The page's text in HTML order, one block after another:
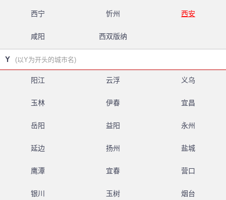
西宁 忻州 西安
咸阳 西双版纳
Y (以Y为开头的城市名)
阳江 云浮 义乌
玉林 伊春 宜昌
岳阳 益阳 永州
延边 扬州 盐城
鹰潭 宜春 营口
银川 玉树 烟台